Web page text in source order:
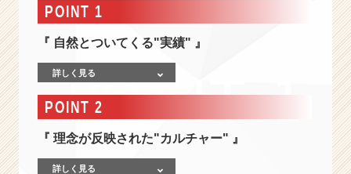
【や
る
と
ん、
POINT 1
『 自然とついてくる"実績" 』
詳しく見る
POINT 2
『 理念が反映された"カルチャー" 』
詳しく見る